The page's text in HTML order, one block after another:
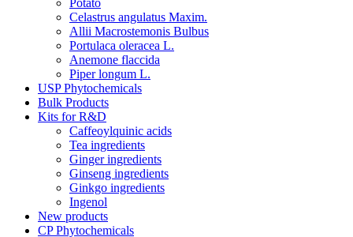
Potato
Celastrus angulatus Maxim.
Allii Macrostemonis Bulbus
Portulaca oleracea L.
Anemone flaccida
Piper longum L.
USP Phytochemicals
Bulk Products
Kits for R&D
Caffeoylquinic acids
Tea ingredients
Ginger ingredients
Ginseng ingredients
Ginkgo ingredients
Ingenol
New products
CP Phytochemicals